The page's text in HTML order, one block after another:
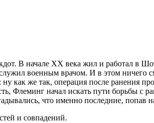
В начале ХХ века жил и работал в
военным врачом. И в этом ничего
как же так, операция после ранения
Флеминг начал искать пути борьбы
что именно последние, попав
и совпадений.